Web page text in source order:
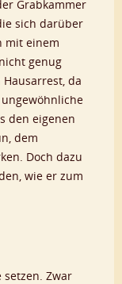
Grabkammer
sich darüber
mit einem
genug
da
den eigenen
dem
Doch dazu
wie er zum
Zwar